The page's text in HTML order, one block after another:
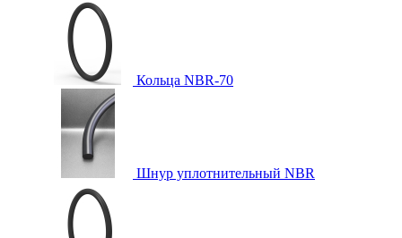
Кольца NBR-70
Шнур уплотнительный NBR